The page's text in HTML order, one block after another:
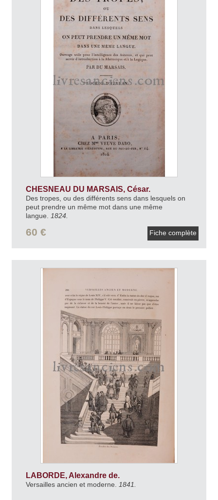
CHESNEAU DU MARSAIS, César.
Des tropes, ou des différents sens dans lesquels on
peut prendre un même mot dans une même
langue.
1824.
60 € Fiche complète
LABORDE, Alexandre de.
Versailles ancien et moderne. 1841.